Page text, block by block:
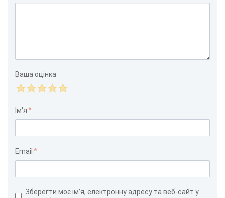
Ваша оцінка
Ім'я
Email
Зберегти моє ім’я, електронну адресу та веб-сайт у